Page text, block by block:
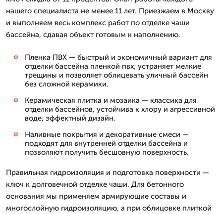
нашего специалиста не менее 11 лет. Приезжаем в Москву
и выполняем весь комплекс работ по отделке чаши
бассейна, сдавая объект готовым к наполнению.
Пленка ПВХ — быстрый и экономичный вариант для
отделки бассейна пленкой пвх; устраняет мелкие
трещины и позволяет облицевать уличный бассейн
без сложной керамики.
Керамическая плитка и мозаика — классика для
отделки бассейнов, устойчива к хлору и агрессивной
воде, эффектный дизайн.
Наливные покрытия и декоративные смеси —
подходят для внутренней отделки бассейна и
позволяют получить бесшовную поверхность.
Правильная гидроизоляция и подготовка поверхности —
ключ к долговечной отделке чаши. Для бетонного
основания мы применяем армирующие составы и
многослойную гидроизоляцию, а при облицовке плиткой